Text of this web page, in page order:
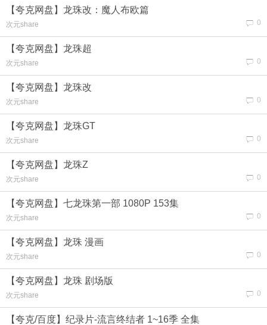
【夸克网盘】龙珠改：魔人布欧篇
次元share 0
【夸克网盘】龙珠超
次元share 0
【夸克网盘】龙珠改
次元share 0
【夸克网盘】龙珠GT
次元share 0
【夸克网盘】龙珠Z
次元share 0
【夸克网盘】七龙珠第一部 1080P 153集
次元share 0
【夸克网盘】龙珠 漫画
次元share 0
【夸克网盘】龙珠 剧场版
次元share 0
【夸克/百度】纪录片-流言终结者 1~16季 全集